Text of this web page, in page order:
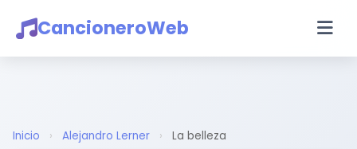
CancioneroWeb
Inicio › Alejandro Lerner › La belleza